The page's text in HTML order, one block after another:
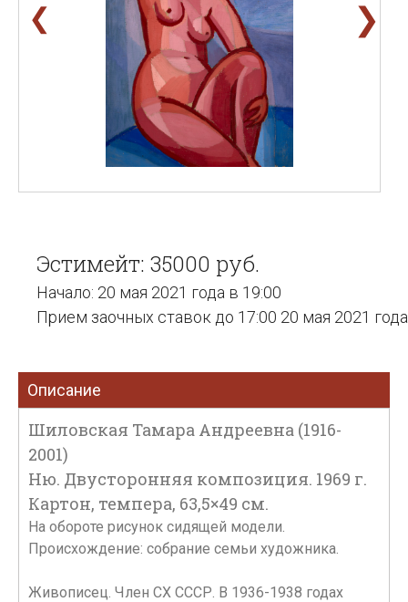
❮ ❯
Эстимейт: 35000 руб.
Начало: 20 мая 2021 года в 19:00
Прием заочных ставок до 17:00 20 мая 2021 года
Описание
Шиловская Тамара Андреевна (1916-
2001)
Ню. Двусторонняя композиция. 1969 г.
Картон, темпера, 63,5×49 см.
На обороте рисунок сидящей модели.
Происхождение: собрание семьи художника.
Живописец. Член СХ СССР. В 1936-1938 годах